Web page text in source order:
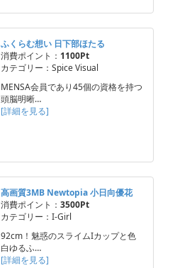
ふくらむ想い 日下部ほたる
消費ポイント： 1100Pt
カテゴリー：Spice Visual
MENSA会員であり45個の資格を持つ
頭脳明晰…
[詳細を見る]
高画質3MB Newtopia 小日向優花
消費ポイント： 3500Pt
カテゴリー：I-Girl
92cm！魅惑のスライムIカップと色
白ゆるふ…
[詳細を見る]